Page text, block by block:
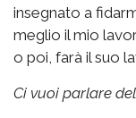
insegnato a
meglio il mio
o poi, farà il suo
Ci vuoi parlare